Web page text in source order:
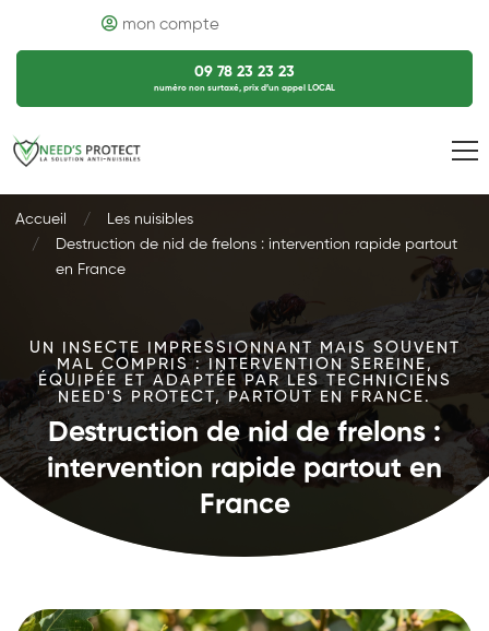
mon compte
09 78 23 23 23
numéro non surtaxé, prix d’un appel LOCAL
Accueil
Les nuisibles
Destruction de nid de frelons : intervention rapide partout
en France
UN INSECTE IMPRESSIONNANT MAIS SOUVENT
MAL COMPRIS : INTERVENTION SEREINE,
ÉQUIPÉE ET ADAPTÉE PAR LES TECHNICIENS
NEED'S PROTECT, PARTOUT EN FRANCE.
Destruction de nid de frelons :
intervention rapide partout en
France